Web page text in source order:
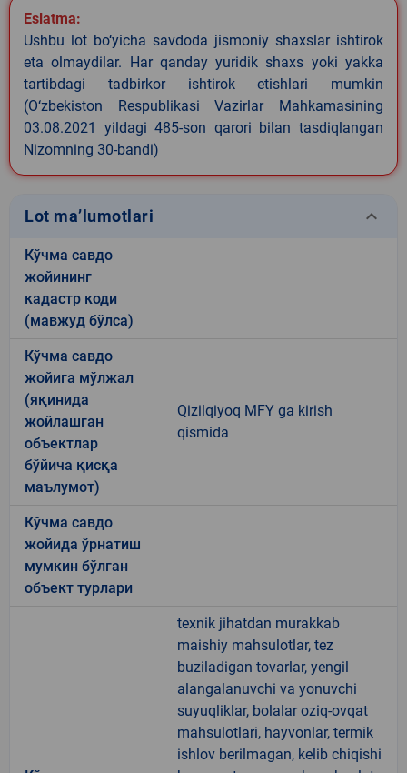
Eslatma:
Ushbu lot bo‘yicha savdoda jismoniy shaxslar ishtirok
eta olmaydilar. Har qanday yuridik shaxs yoki yakka
tartibdagi tadbirkor ishtirok etishlari mumkin
(O‘zbekiston Respublikasi Vazirlar Mahkamasining
03.08.2021 yildagi 485-son qarori bilan tasdiqlangan
Nizomning 30-bandi)
Lot ma’lumotlari keyboard_arrow_down
Кўчма савдо
жойининг
кадастр коди
(мавжуд бўлса)
Кўчма савдо
жойига мўлжал
(яқинида
жойлашган
объектлар
бўйича қисқа
маълумот)
Qizilqiyoq MFY ga kirish
qismida
Кўчма савдо
жойида ўрнатиш
мумкин бўлган
объект турлари
texnik jihatdan murakkab
maishiy mahsulotlar, tez
buziladigan tovarlar, yengil
alangalanuvchi va yonuvchi
suyuqliklar, bolalar oziq-ovqat
mahsulotlari, hayvonlar, termik
ishlov berilmagan, kelib chiqishi